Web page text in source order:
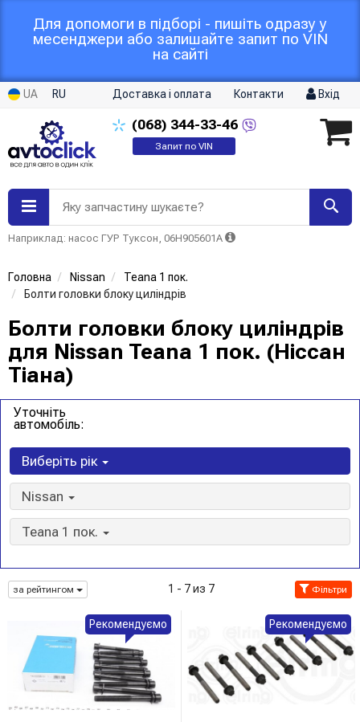
Для допомоги в підборі - пишіть одразу у
месенджери або залишайте запит по VIN
на сайті
UA RU Доставка і оплата Контакти Вхід
(068) 344-33-46
Запит по VIN
Яку запчастину шукаєте?
Наприклад: насос ГУР Туксон, 06H905601A
Головна Nissan
Teana 1 пок.
Болти головки блоку циліндрів
Болти головки блоку циліндрів
для Nissan Teana 1 пок. (Ніссан
Тіана)
Уточніть
автомобіль:
Виберіть рік
Nissan
Teana 1 пок.
за рейтингом 1 - 7 из 7 Фільтри
Рекомендуємо Рекомендуємо